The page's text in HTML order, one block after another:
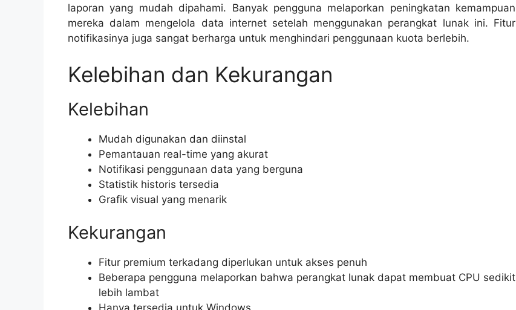
laporan yang mudah dipahami. Banyak pengguna melaporkan peningkatan kemampuan
mereka dalam mengelola data internet setelah menggunakan perangkat lunak ini. Fitur
notifikasinya juga sangat berharga untuk menghindari penggunaan kuota berlebih.
Kelebihan dan Kekurangan
Kelebihan
Mudah digunakan dan diinstal
Pemantauan real-time yang akurat
Notifikasi penggunaan data yang berguna
Statistik historis tersedia
Grafik visual yang menarik
Kekurangan
Fitur premium terkadang diperlukan untuk akses penuh
Beberapa pengguna melaporkan bahwa perangkat lunak dapat membuat CPU sedikit
lebih lambat